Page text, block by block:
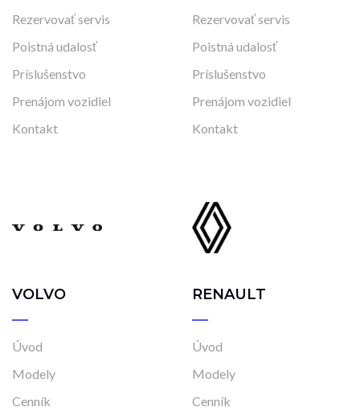
Rezervovať servis
Poistná udalosť
Príslušenstvo
Prenájom vozidiel
Kontakt
Rezervovať servis
Poistná udalosť
Príslušenstvo
Prenájom vozidiel
Kontakt
VOLVO
Úvod
Modely
Cenník
RENAULT
Úvod
Modely
Cenník